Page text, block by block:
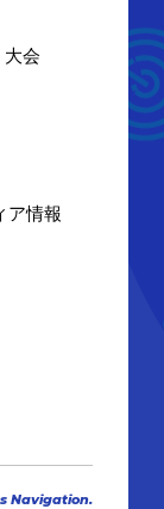
大会
ア情報
Navigation.